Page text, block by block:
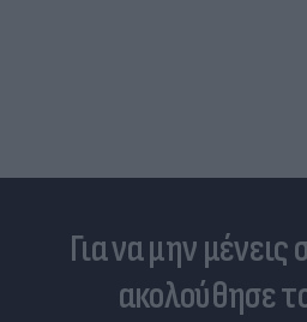
Για να μην μένεις
ακολούθησε